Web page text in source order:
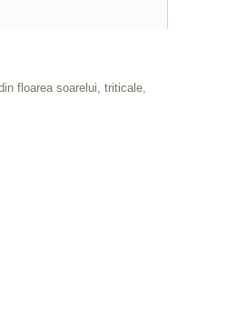
floarea soarelui, triticale,